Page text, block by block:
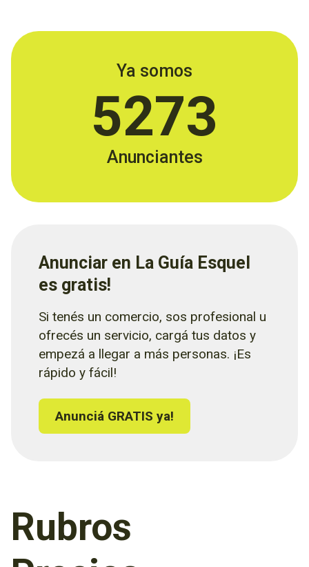
Ya somos
5273
Anunciantes
Anunciar en La Guía Esquel
es gratis!
Si tenés un comercio, sos profesional u
ofrecés un servicio, cargá tus datos y
empezá a llegar a más personas. ¡Es
rápido y fácil!
Anunciá GRATIS ya!
Rubros